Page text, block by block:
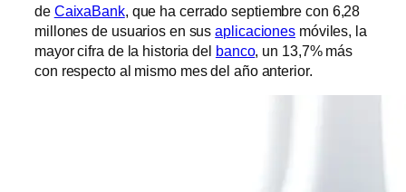
de CaixaBank, que ha cerrado septiembre con 6,28
millones de usuarios en susaplicaciones móviles, la
mayor cifra de la historia del banco, un 13,7% más
con respecto al mismo mes del año anterior.